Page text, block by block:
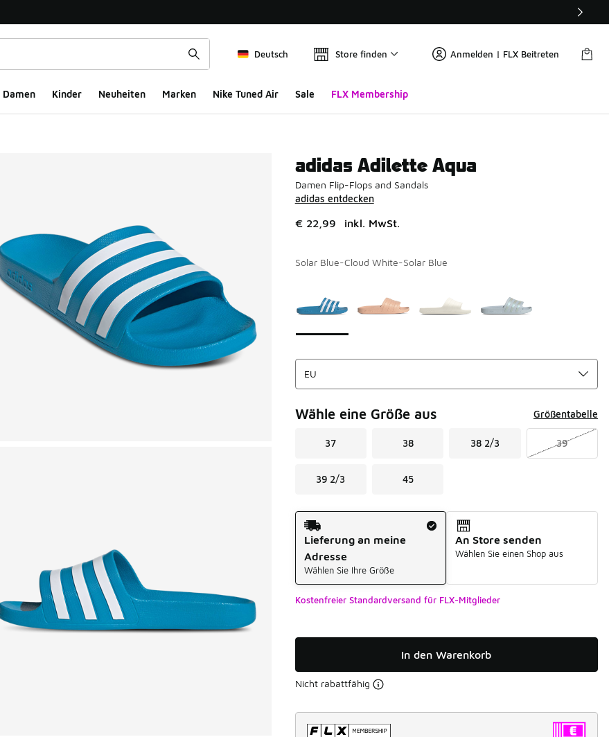
Deutsch Store finden Anmelden | FLX Beitreten
Damen Kinder Neuheiten Marken Nike Tuned Air Sale FLX Membership
adidas Adilette Aqua
Damen Flip-Flops and Sandals
adidas entdecken
€ 22,99 inkl. MwSt.
Solar Blue-Cloud White-Solar Blue
Wähle eine Größe aus Größentabelle
37 38 38 2/3 39
39 2/3 45
Versandart
Lieferung an meine
Adresse
Wählen Sie Ihre Größe
An Store senden
Wählen Sie einen Shop aus
Kostenfreier Standardversand für FLX-Mitglieder
In den Warenkorb
Nicht rabattfähig